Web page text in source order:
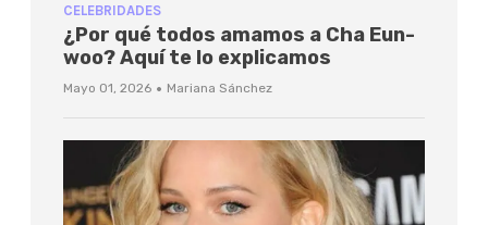
CELEBRIDADES
¿Por qué todos amamos a Cha Eun-
woo? Aquí te lo explicamos
Mayo 01, 2026 · Mariana Sánchez